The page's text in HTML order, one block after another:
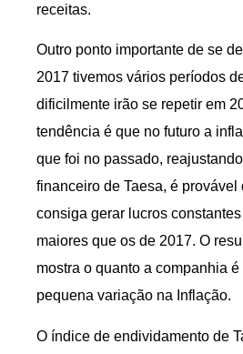
receitas.
Outro ponto importante de se
2017 tivemos vários períodos
dificilmente irão se repetir em
tendência é que no futuro a
que foi no passado,
financeiro de Taesa, é provável
consiga gerar lucros
maiores que os de 2017. O
mostra o quanto a companhia
pequena variação na Inflação.
O índice de endividamento de